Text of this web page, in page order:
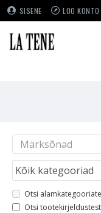
SISENE LOO KONTO
Otsi
Otsi tootekirjeldustest